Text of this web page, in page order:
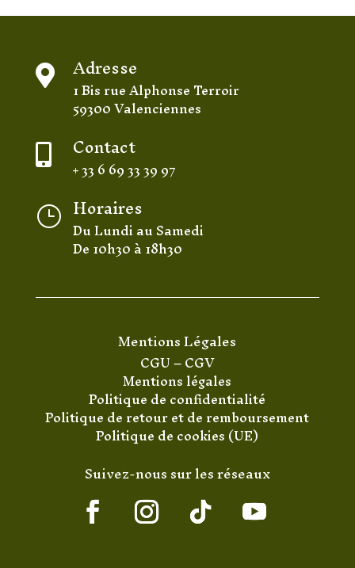
 Adresse
1 Bis rue Alphonse Terroir
59300 Valenciennes
 Contact
+ 33 6 69 33 39 97
} Horaires
Du Lundi au Samedi
De 10h30 à 18h30
Mentions Légales
CGU–CGV
Mentions légales
Politique de confidentialité
Politique de retour et de remboursement
Politique de cookies (UE)
Suivez-nous sur les réseaux